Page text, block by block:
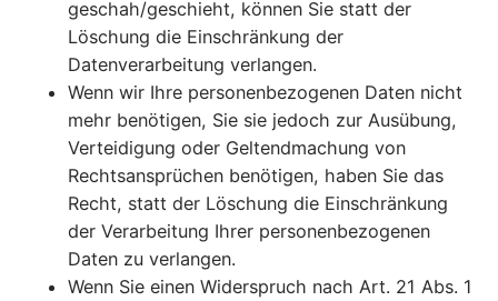
geschah/geschieht, können Sie statt der
Löschung die Einschränkung der
Datenverarbeitung verlangen.
Wenn wir Ihre personenbezogenen Daten nicht
mehr benötigen, Sie sie jedoch zur Ausübung,
Verteidigung oder Geltendmachung von
Rechtsansprüchen benötigen, haben Sie das
Recht, statt der Löschung die Einschränkung
der Verarbeitung Ihrer personenbezogenen
Daten zu verlangen.
Wenn Sie einen Widerspruch nach Art. 21 Abs. 1